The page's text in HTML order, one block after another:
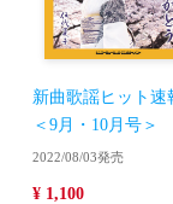
新曲歌謡ヒット速
＜9月・10月号＞
2022/08/03発売
¥ 1,100